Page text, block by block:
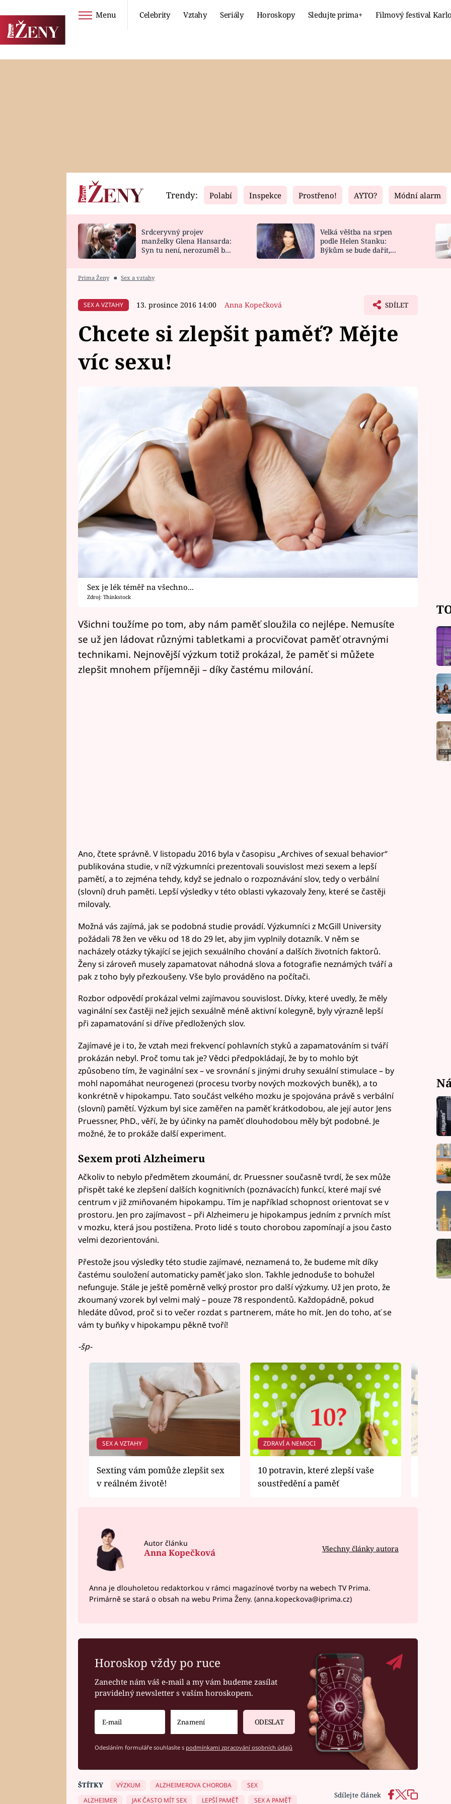
Menu Celebrity Vztahy Seriály Horoskopy Sledujte prima+ Filmový festival
Horoskopy
HOROSKOP NA
Video
CELEBRITY
VAŘENÍ
Fresh
NOVINKY
VIDEORECEPTY
Living
DESIGN
Trendy: Polabí Inspekce Prostřeno! AYTO? Módní alarm
Srdceryvný projev
manželky Glena Hansarda:
Syn tu není, nerozuměl by
Velká věštba na srpen
podle Helen Stanku:
Býkům se bude dařit,
Prima Ženy ■ Sex a vztahy
SEX A VZTAHY 13. prosince 2016 14:00 Anna Kopečková SDÍLET
Chcete si zlepšit paměť? Mějte
víc sexu!
Sex je lék téměř na všechno...
Zdroj: Thinkstock
Všichni toužíme po tom, aby nám paměť sloužila co nejlépe. Nemusíte
se už jen ládovat různými tabletkami a procvičovat paměť otravnými
technikami. Nejnovější výzkum totiž prokázal, že paměť si můžete
zlepšit mnohem příjemněji – díky častému milování.
Ano, čtete správně. V listopadu 2016 byla v časopisu „Archives of sexual behavior“
publikována studie, v níž výzkumníci prezentovali souvislost mezi sexem a lepší
pamětí, a to zejména tehdy, když se jednalo o rozpoznávání slov, tedy o verbální
(slovní) druh paměti. Lepší výsledky v této oblasti vykazovaly ženy, které se častěji
milovaly.
Možná vás zajímá, jak se podobná studie provádí. Výzkumníci z McGill University
požádali 78 žen ve věku od 18 do 29 let, aby jim vyplnily dotazník. V něm se
nacházely otázky týkající se jejich sexuálního chování a dalších životních faktorů.
Ženy si zároveň musely zapamatovat náhodná slova a fotografie neznámých tváří a
pak z toho byly přezkoušeny. Vše bylo prováděno na počítači.
Rozbor odpovědí prokázal velmi zajímavou souvislost. Dívky, které uvedly, že měly
vaginální sex častěji než jejich sexuálně méně aktivní kolegyně, byly výrazně lepší
při zapamatování si dříve předložených slov.
Zajímavé je i to, že vztah mezi frekvencí pohlavních styků a zapamatováním si tváří
prokázán nebyl. Proč tomu tak je? Vědci předpokládají, že by to mohlo být
způsobeno tím, že vaginální sex – ve srovnání s jinými druhy sexuální stimulace – by
mohl napomáhat neurogenezi (procesu tvorby nových mozkových buněk), a to
konkrétně v hipokampu. Tato součást velkého mozku je spojována právě s verbální
(slovní) pamětí. Výzkum byl sice zaměřen na paměť krátkodobou, ale její autor Jens
Pruessner, PhD., věří, že by účinky na paměť dlouhodobou měly být podobné. Je
možné, že to prokáže další experiment.
Sexem proti Alzheimeru
Ačkoliv to nebylo předmětem zkoumání, dr. Pruessner současně tvrdí, že sex může
přispět také ke zlepšení dalších kognitivních (poznávacích) funkcí, které mají své
centrum v již zmiňovaném hipokampu. Tím je například schopnost orientovat se v
prostoru. Jen pro zajímavost – při Alzheimeru je hipokampus jedním z prvních míst
v mozku, která jsou postižena. Proto lidé s touto chorobou zapomínají a jsou často
velmi dezorientováni.
Přestože jsou výsledky této studie zajímavé, neznamená to, že budeme mít díky
častému souložení automaticky paměť jako slon. Takhle jednoduše to bohužel
nefunguje. Stále je ještě poměrně velký prostor pro další výzkumy. Už jen proto, že
zkoumaný vzorek byl velmi malý – pouze 78 respondentů. Každopádně, pokud
hledáte důvod, proč si to večer rozdat s partnerem, máte ho mít. Jen do toho, ať se
vám ty buňky v hipokampu pěkně tvoří!
-šp-
SEX A VZTAHY
Sexting vám pomůže zlepšit sex
v reálném životě!
ZDRAVÍ A NEMOCI
10 potravin, které zlepší vaše
soustředění a paměť
Autor článku
Anna Kopečková Všechny články autora
Anna je dlouholetou redaktorkou v rámci magazínové tvorby na webech TV Prima.
Primárně se stará o obsah na webu Prima Ženy. (anna.kopeckova@iprima.cz)
Horoskop vždy po ruce
Zanechte nám váš e-mail a my vám budeme zasílat
pravidelný newsletter s vaším horoskopem.
ODESLAT
Odesláním formuláře souhlasíte s podmínkami zpracování osobních údajů
Sdílejte článek
ŠTÍTKY VÝZKUM ALZHEIMEROVA CHOROBA
SEX
ALZHEIMER
JAK ČASTO MÍT SEX LEPŠÍ PAMĚŤ SEX A PAMĚŤ